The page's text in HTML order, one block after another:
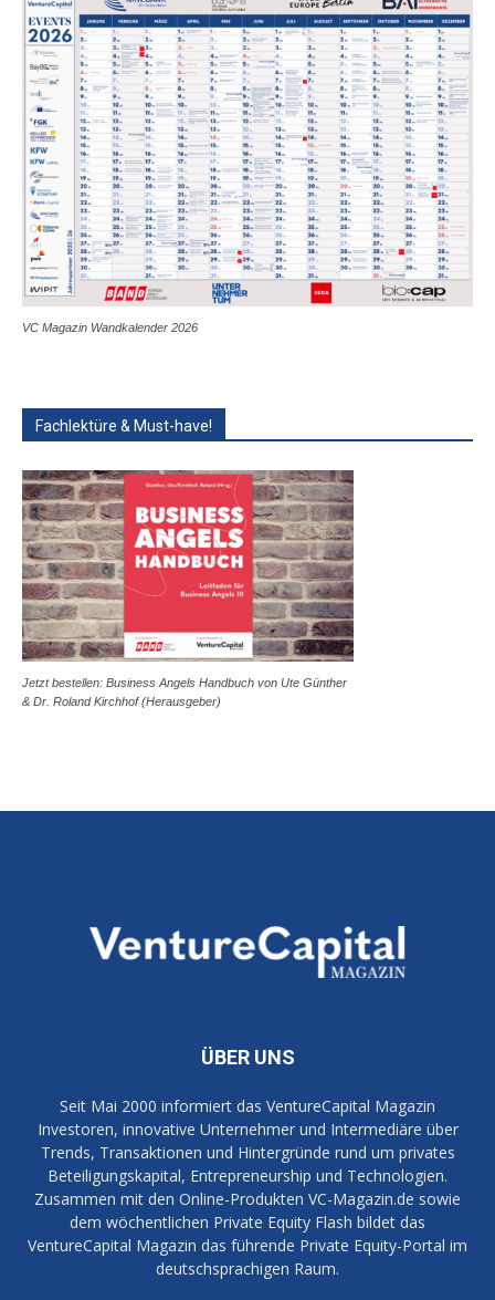
VC Magazin Wandkalender 2026
Fachlektüre & Must-have!
Jetzt bestellen: Business Angels Handbuch von Ute Günther
& Dr. Roland Kirchhof (Herausgeber)
ÜBER UNS
Seit Mai 2000 informiert das VentureCapital Magazin
Investoren, innovative Unternehmer und Intermediäre über
Trends, Transaktionen und Hintergründe rund um privates
Beteiligungskapital, Entrepreneurship und Technologien.
Zusammen mit den Online-Produkten VC-Magazin.de sowie
dem wöchentlichen Private Equity Flash bildet das
VentureCapital Magazin das führende Private Equity-Portal im
deutschsprachigen Raum.